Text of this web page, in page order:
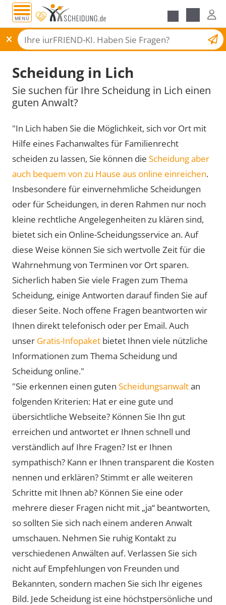
MENÜ
Scheidungsantrag
Scheidung in Lich
Sie suchen für Ihre Scheidung in Lich einen
guten Anwalt?
"In Lich haben Sie die Möglichkeit, sich vor Ort mit
Hilfe eines Fachanwaltes für Familienrecht
scheiden zu lassen, Sie können die Scheidung aber
auch bequem von zu Hause aus online einreichen.
Insbesondere für einvernehmliche Scheidungen
oder für Scheidungen, in deren Rahmen nur noch
kleine rechtliche Angelegenheiten zu klären sind,
bietet sich ein Online-Scheidungsservice an. Auf
diese Weise können Sie sich wertvolle Zeit für die
Wahrnehmung von Terminen vor Ort sparen.
Sicherlich haben Sie viele Fragen zum Thema
Scheidung, einige Antworten darauf finden Sie auf
dieser Seite. Noch offene Fragen beantworten wir
Ihnen direkt telefonisch oder per Email. Auch
unser Gratis-Infopaket bietet Ihnen viele nützliche
Informationen zum Thema Scheidung und
Scheidung online."
"Sie erkennen einen guten Scheidungsanwaltan
folgenden Kriterien: Hat er eine gute und
übersichtliche Webseite? Können Sie Ihn gut
erreichen und antwortet er Ihnen schnell und
verständlich auf Ihre Fragen? Ist er Ihnen
sympathisch? Kann er Ihnen transparent die Kosten
nennen und erklären? Stimmt er alle weiteren
Schritte mit Ihnen ab? Können Sie eine oder
mehrere dieser Fragen nicht mit „ja“ beantworten,
so sollten Sie sich nach einem anderen Anwalt
umschauen. Nehmen Sie ruhig Kontakt zu
verschiedenen Anwälten auf. Verlassen Sie sich
nicht auf Empfehlungen von Freunden und
Bekannten, sondern machen Sie sich Ihr eigenes
Bild. Jede Scheidung ist eine höchstpersönliche und